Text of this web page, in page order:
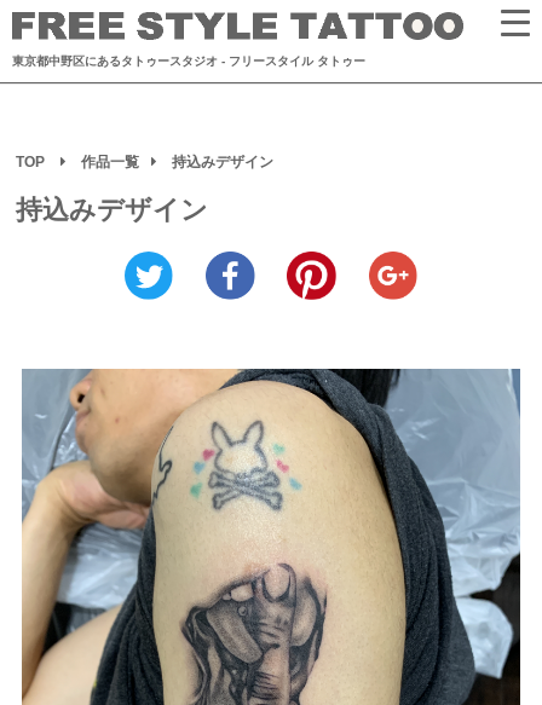
東京都中野区にあるタトゥースタジオ - フリースタイル タトゥー
TOP 作品一覧 持込みデザイン
持込みデザイン